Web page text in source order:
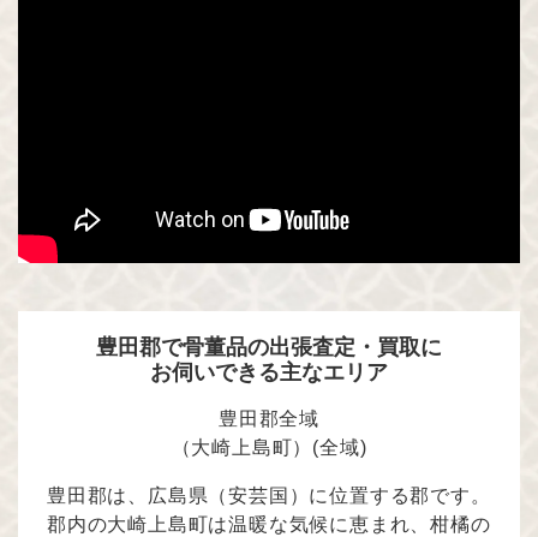
豊田郡で骨董品の出張査定・買取に
お伺いできる主なエリア
豊田郡全域
（大崎上島町）(全域)
豊田郡は、広島県（安芸国）に位置する郡です。
郡内の大崎上島町は温暖な気候に恵まれ、柑橘の